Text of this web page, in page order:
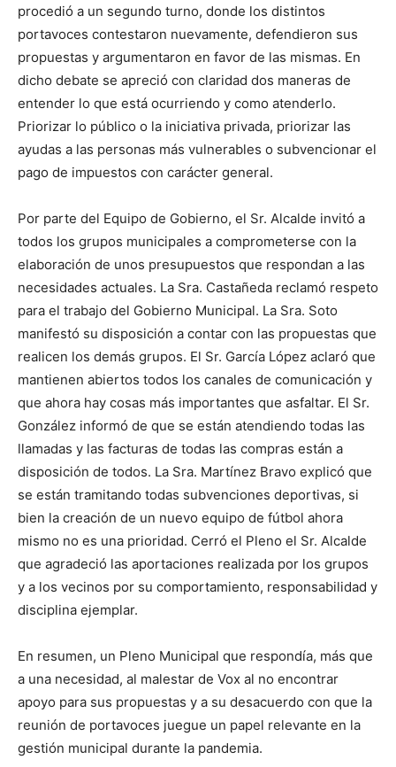
procedió a un segundo turno, donde los distintos
portavoces contestaron nuevamente, defendieron sus
propuestas y argumentaron en favor de las mismas. En
dicho debate se apreció con claridad dos maneras de
entender lo que está ocurriendo y como atenderlo.
Priorizar lo público o la iniciativa privada, priorizar las
ayudas a las personas más vulnerables o subvencionar el
pago de impuestos con carácter general.
Por parte del Equipo de Gobierno, el Sr. Alcalde invitó a
todos los grupos municipales a comprometerse con la
elaboración de unos presupuestos que respondan a las
necesidades actuales. La Sra. Castañeda reclamó respeto
para el trabajo del Gobierno Municipal. La Sra. Soto
manifestó su disposición a contar con las propuestas que
realicen los demás grupos. El Sr. García López aclaró que
mantienen abiertos todos los canales de comunicación y
que ahora hay cosas más importantes que asfaltar. El Sr.
González informó de que se están atendiendo todas las
llamadas y las facturas de todas las compras están a
disposición de todos. La Sra. Martínez Bravo explicó que
se están tramitando todas subvenciones deportivas, si
bien la creación de un nuevo equipo de fútbol ahora
mismo no es una prioridad. Cerró el Pleno el Sr. Alcalde
que agradeció las aportaciones realizada por los grupos
y a los vecinos por su comportamiento, responsabilidad y
disciplina ejemplar.
En resumen, un Pleno Municipal que respondía, más que
a una necesidad, al malestar de Vox al no encontrar
apoyo para sus propuestas y a su desacuerdo con que la
reunión de portavoces juegue un papel relevante en la
gestión municipal durante la pandemia.